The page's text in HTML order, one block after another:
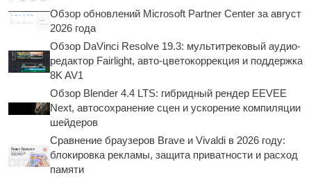
Обзор обновлений Microsoft Partner Center за август
2026 года
Обзор DaVinci Resolve 19.3: мультитрековый аудио-
редактор Fairlight, авто-цветокоррекция и поддержка
8K AV1
Обзор Blender 4.4 LTS: гибридный рендер EEVEE
Next, автосохранение сцен и ускорение компиляции
шейдеров
Сравнение браузеров Brave и Vivaldi в 2026 году:
блокировка рекламы, защита приватности и расход
памяти